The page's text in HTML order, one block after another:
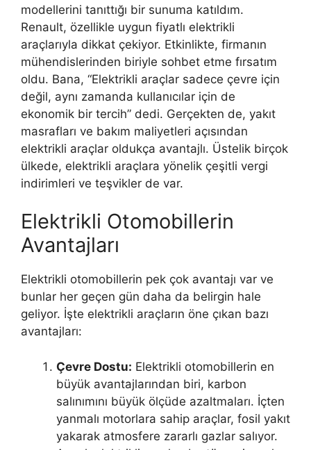
modellerini tanıttığı bir sunuma katıldım.
Renault, özellikle uygun fiyatlı elektrikli
araçlarıyla dikkat çekiyor. Etkinlikte, firmanın
mühendislerinden biriyle sohbet etme fırsatım
oldu. Bana, “Elektrikli araçlar sadece çevre için
değil, aynı zamanda kullanıcılar için de
ekonomik bir tercih” dedi. Gerçekten de, yakıt
masrafları ve bakım maliyetleri açısından
elektrikli araçlar oldukça avantajlı. Üstelik birçok
ülkede, elektrikli araçlara yönelik çeşitli vergi
indirimleri ve teşvikler de var.
Elektrikli Otomobillerin
Avantajları
Elektrikli otomobillerin pek çok avantajı var ve
bunlar her geçen gün daha da belirgin hale
geliyor. İşte elektrikli araçların öne çıkan bazı
avantajları:
Çevre Dostu: Elektrikli otomobillerin en
büyük avantajlarından biri, karbon
salınımını büyük ölçüde azaltmaları. İçten
yanmalı motorlara sahip araçlar, fosil yakıt
yakarak atmosfere zararlı gazlar salıyor.